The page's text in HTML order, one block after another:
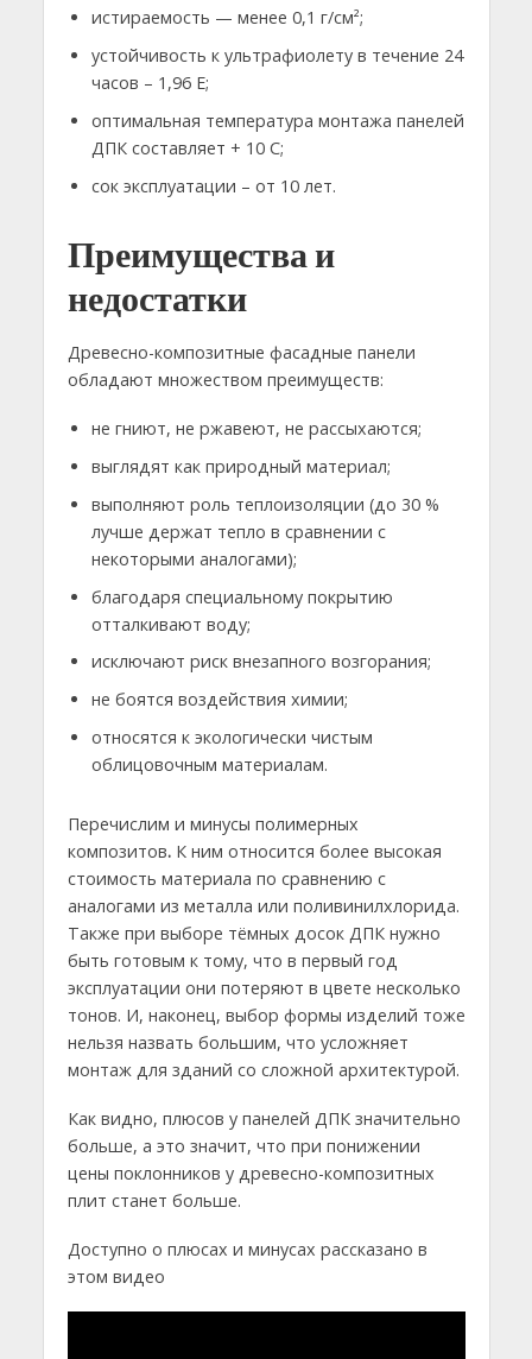
истираемость — менее 0,1 г/см²;
устойчивость к ультрафиолету в течение 24
часов – 1,96 Е;
оптимальная температура монтажа панелей
ДПК составляет + 10 С;
сок эксплуатации – от 10 лет.
Преимущества и
недостатки
Древесно-композитные фасадные панели
обладают множеством преимуществ:
не гниют, не ржавеют, не рассыхаются;
выглядят как природный материал;
выполняют роль теплоизоляции (до 30 %
лучше держат тепло в сравнении с
некоторыми аналогами);
благодаря специальному покрытию
отталкивают воду;
исключают риск внезапного возгорания;
не боятся воздействия химии;
относятся к экологически чистым
облицовочным материалам.
Перечислим и минусы полимерных
композитов. К ним относится более высокая
стоимость материала по сравнению с
аналогами из металла или поливинилхлорида.
Также при выборе тёмных досок ДПК нужно
быть готовым к тому, что в первый год
эксплуатации они потеряют в цвете несколько
тонов. И, наконец, выбор формы изделий тоже
нельзя назвать большим, что усложняет
монтаж для зданий со сложной архитектурой.
Как видно, плюсов у панелей ДПК значительно
больше, а это значит, что при понижении
цены поклонников у древесно-композитных
плит станет больше.
Доступно о плюсах и минусах рассказано в
этом видео